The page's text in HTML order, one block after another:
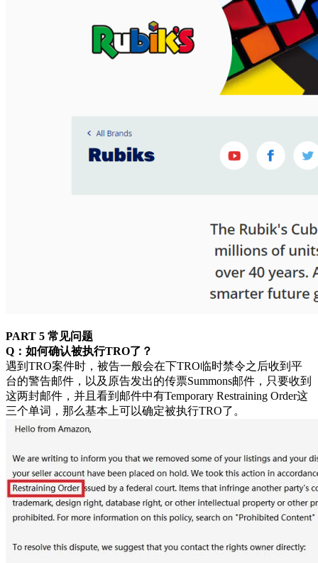
PART 5 常见问题
Q：如何确认被执行TRO了？
遇到TRO案件时，被告一般会在下TRO临时禁令之后收到平
台的警告邮件，以及原告发出的传票Summons邮件，只要收到
这两封邮件，并且看到邮件中有Temporary Restraining Order这
三个单词，那么基本上可以确定被执行TRO了。